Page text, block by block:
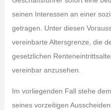
seinen Interessen an einer
getragen. Unter diesen
vereinbarte Altersgrenze, die
gesetzlichen
vereinbar anzusehen.
Im vorliegenden Fall stehe
seines vorzeitigen